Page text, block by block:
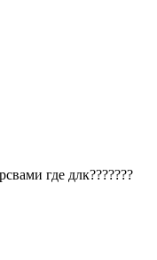
где длк???????